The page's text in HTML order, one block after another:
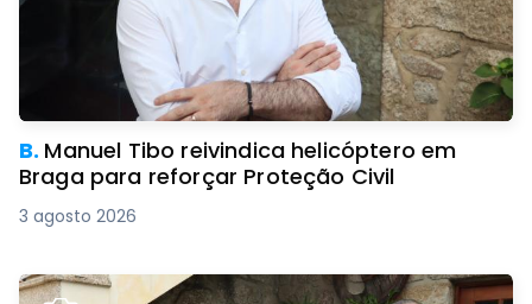
B. Manuel Tibo reivindica helicóptero em
Braga para reforçar Proteção Civil
3 agosto 2026